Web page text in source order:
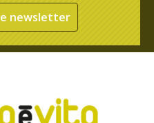
newsletter